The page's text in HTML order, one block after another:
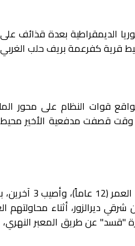
الديمقراطية بعدة قذائف
قرية كفرعمة بريف حلب
قصفت مدفعية الأخير محيط
- قتل الطفل "أحمد
ديرالزور، أثناء محاولتهم
"قسد" عن طريق المعبر